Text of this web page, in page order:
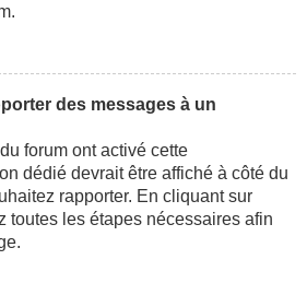
des messages à un
forum ont activé cette
dédié devrait être affiché à côté du
rapporter. En cliquant sur
toutes les étapes nécessaires afin